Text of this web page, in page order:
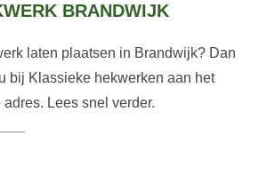
BRANDWIJK
laten plaatsen in Brandwijk? Dan
bij Klassieke hekwerken aan het
adres. Lees snel verder.